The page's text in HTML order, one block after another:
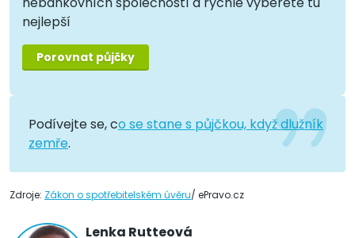
nejlepší
Porovnat půjčky
Podívejte se, co se stane s půjčkou, když dlužník
zemře.
Zdroje: Zákon o spotřebitelském úvěru/ ePravo.cz
Lenka Rutteová